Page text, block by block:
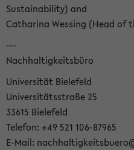
Sustainability) and
Catharina Wessing (Head of
---
Nachhaltigkeitsbüro
Universität Bielefeld
Universitätsstraße 25
33615 Bielefeld
Telefon: +49 521 106-87965
E-Mail: